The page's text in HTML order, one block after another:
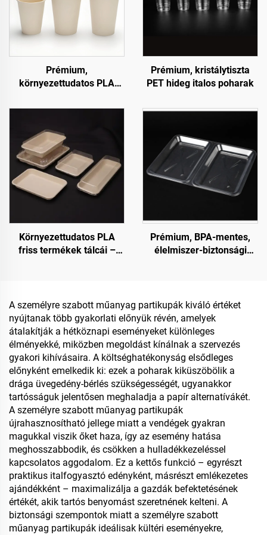
Prémium,
környezettudatos PLA
Prémium, kristálytiszta
PET hideg italos poharak
Környezettudatos PLA
friss termékek tálcái –
Prémium, BPA-mentes,
élelmiszer-biztonsági
élelmiszer-tárolásra
A személyre szabott műanyag partikupák kiváló értéket
nyújtanak több gyakorlati előnyük révén, amelyek
átalakítják a hétköznapi eseményeket különleges
élményekké, miközben megoldást kínálnak a szervezés
gyakori kihívásaira. A költséghatékonyság elsődleges
előnyként emelkedik ki: ezek a poharak kiküszöbölik a
drága üvegedény-bérlés szükségességét, ugyanakkor
tartósságuk jelentősen meghaladja a papír alternatívákét.
A személyre szabott műanyag partikupák
újrahasznosítható jellege miatt a vendégek gyakran
magukkal viszik őket haza, így az esemény hatása
meghosszabbodik, és csökken a hulladékkezeléssel
kapcsolatos aggodalom. Ez a kettős funkció – egyrészt
praktikus italfogyasztó edényként, másrészt emlékezetes
ajándékként – maximalizálja a gazdák befektetésének
értékét, akik tartós benyomást szeretnének kelteni. A
biztonsági szempontok miatt a személyre szabott
műanyag partikupák ideálisak kültéri eseményekre,